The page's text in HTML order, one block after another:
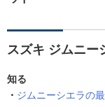
スズキ ジムニー
知る
ジムニーシエラの